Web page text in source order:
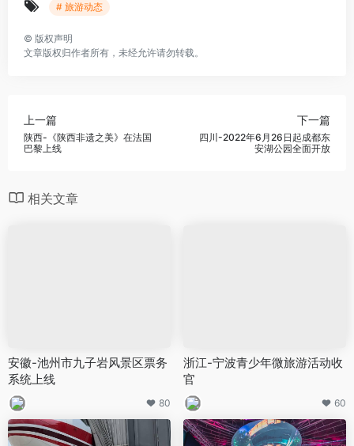
# 旅游动态
© 版权声明
文章版权归作者所有，未经允许请勿转载。
上一篇
陕西-《陕西非遗之美》在法国
巴黎上线
下一篇
四川-2022年6月26日起成都东
安湖公园全面开放
相关文章
安徽-池州市九子岩风景区票务
系统上线
80
浙江-宁波青少年微旅游活动收
官
60